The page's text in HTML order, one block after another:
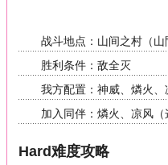
战斗地点：山间之村（山
胜利条件：敌全灭
我方配置：神威、燐火、
加入同伴：燐火、凉风
Hard难度攻略